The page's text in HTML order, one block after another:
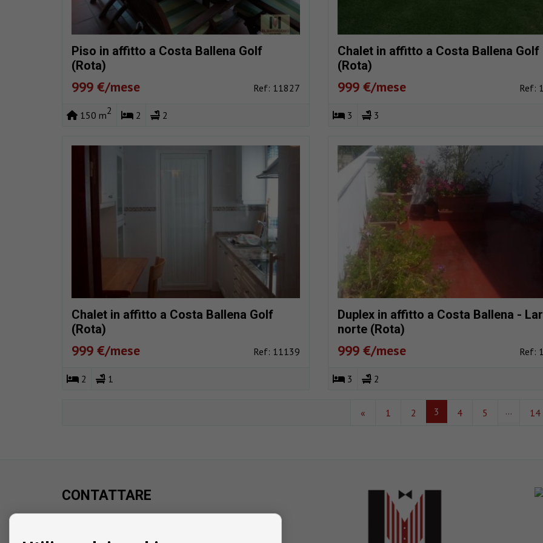
Piso in affitto a Costa Ballena Golf
(Rota)
999 €/mese Ref: 11827
150 m2 2 2
Chalet in affitto a Costa Ballena Golf
(Rota)
999 €/mese Ref:
3 3
Chalet in affitto a Costa Ballena Golf
(Rota)
999 €/mese Ref: 11139
2 1
Duplex in affitto a Costa Ballena -
norte (Rota)
999 €/mese Ref:
3 2
« 1 2 3 4 5 ... 14
CONTATTARE